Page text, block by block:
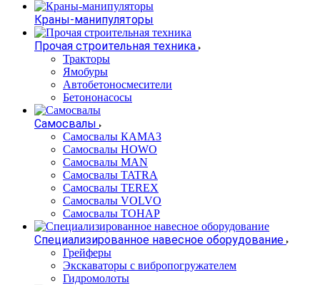
Краны-манипуляторы
Прочая строительная техника
Тракторы
Ямобуры
Автобетоносмесители
Бетононасосы
Самосвалы
Самосвалы КАМАЗ
Самосвалы HOWO
Самосвалы MAN
Самосвалы TATRA
Самосвалы TEREX
Самосвалы VOLVO
Самосвалы ТОНАР
Специализированное навесное оборудование
Грейферы
Экскаваторы с вибропогружателем
Гидромолоты